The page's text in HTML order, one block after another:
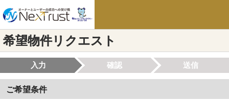
希望物件リクエスト
入力 確認 送信
ご希望条件